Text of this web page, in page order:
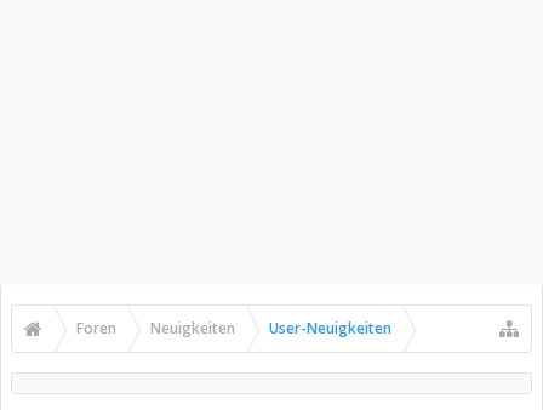
Foren Neuigkeiten User-Neuigkeiten